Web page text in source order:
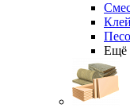
Ещё